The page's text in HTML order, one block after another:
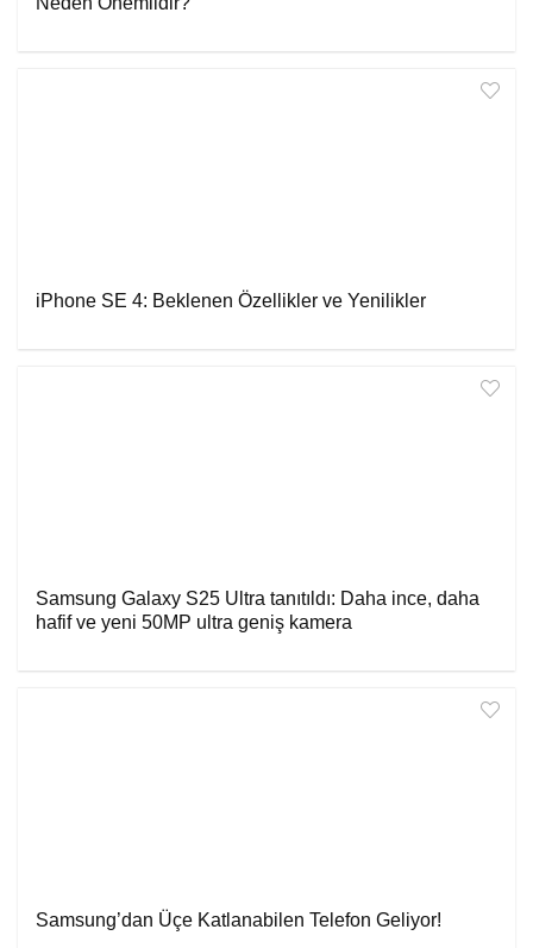
iPhone SE 4: Beklenen Özellikler ve Yenilikler
Samsung Galaxy S25 Ultra tanıtıldı: Daha ince, daha
hafif ve yeni 50MP ultra geniş kamera
Samsung’dan Üçe Katlanabilen Telefon Geliyor!